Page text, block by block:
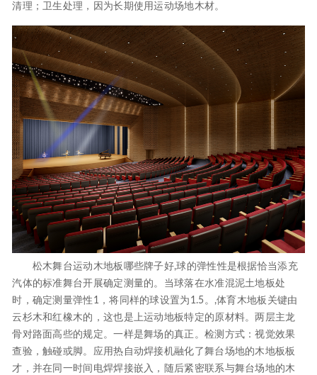
清理；卫生处理，因为长期使用运动场地木材。
松木舞台运动木地板哪些牌子好,球的弹性性是根据恰当添充
汽体的标准舞台开展确定测量的。当球落在水准混泥土地板处
时，确定测量弹性1，将同样的球设置为1.5。,体育木地板关键由
云杉木和红橡木的，这也是上运动地板特定的原材料。两层主龙
骨对路面高些的规定。一样是舞场的真正。检测方式：视觉效果
查验，触碰或脚。应用热自动焊接机融化了舞台场地的木地板板
才，并在同一时间电焊焊接嵌入，随后紧密联系与舞台场地的木